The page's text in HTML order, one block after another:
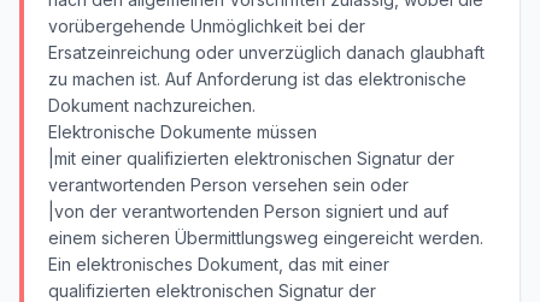
vorübergehende Unmöglichkeit bei der
Ersatzeinreichung oder unverzüglich danach glaubhaft
zu machen ist. Auf Anforderung ist das elektronische
Dokument nachzureichen.
Elektronische Dokumente müssen
|mit einer qualifizierten elektronischen Signatur der
verantwortenden Person versehen sein oder
|von der verantwortenden Person signiert und auf
einem sicheren Übermittlungsweg eingereicht werden.
Ein elektronisches Dokument, das mit einer
qualifizierten elektronischen Signatur der